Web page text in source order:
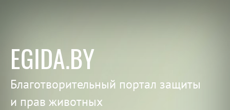
EGIDA.BY
Благотворительный портал защиты
и прав животных